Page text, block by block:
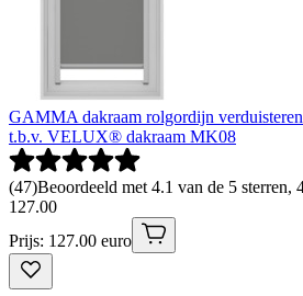
GAMMA dakraam rolgordijn
t.b.v. VELUX® dakraam MK08
(47)Beoordeeld met 4.1 van de 5 sterren,
127.00
Prijs: 127.00 euro